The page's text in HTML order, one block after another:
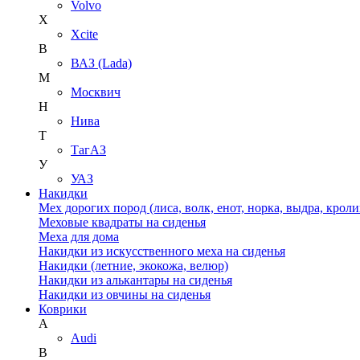
Volvo
X
Xcite
В
ВАЗ (Lada)
М
Москвич
Н
Нива
Т
ТагАЗ
У
УАЗ
Накидки
Мех дорогих пород (лиса, волк, енот, норка, выдра,
Меховые квадраты на сиденья
Меха для дома
Накидки из искусственного меха на сиденья
Накидки (летние, экокожа, велюр)
Накидки из алькантары на сиденья
Накидки из овчины на сиденья
Коврики
A
Audi
B